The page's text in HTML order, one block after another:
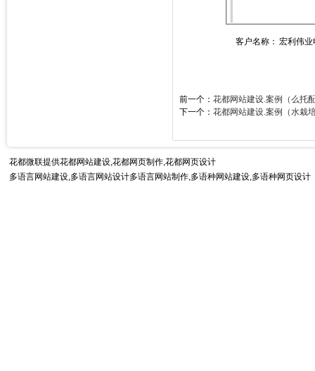
客户名称： 宏利伟业
前一个： 花都网站建设.案例（么托
下一个： 花都网站建设.案例（水栽
花都微联提供花都网站建设,花都网页制作,花都网页设计
多语言网站建设,多语言网站设计多语言网站制作,多语种网站建设,多语种网页设计